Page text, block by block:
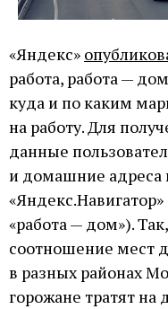
«Яндекс»
работа, работа —
куда и по каким
на работу. Для
данные
и домашние адреса
«работа — дом»).
соотношение мест
в разных районах
горожане тратят на